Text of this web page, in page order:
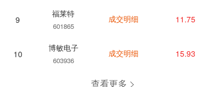
9
福莱特
601865
10
博敏电子
603936
成交明细 11.75
成交明细 15.93
查看更多